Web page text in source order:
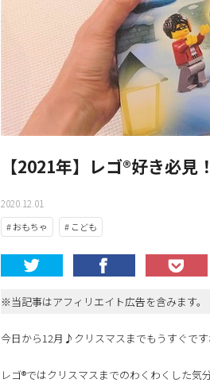
【2021年】レゴ®好き必
2020.12.01
# おもちゃ # こども
※当記事はアフィリエイト広告を含みます。
今日から12月♪クリスマスまでもうすぐです
レゴ®ではクリスマスまでのわくわくした気